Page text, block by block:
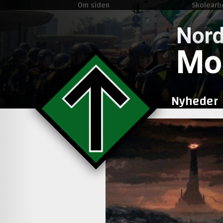
Om siden
Nyheder